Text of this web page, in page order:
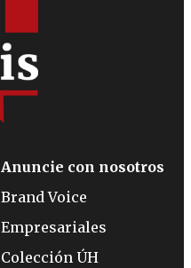
Anuncie con nosotros
Brand Voice
Empresariales
Colección ÚH